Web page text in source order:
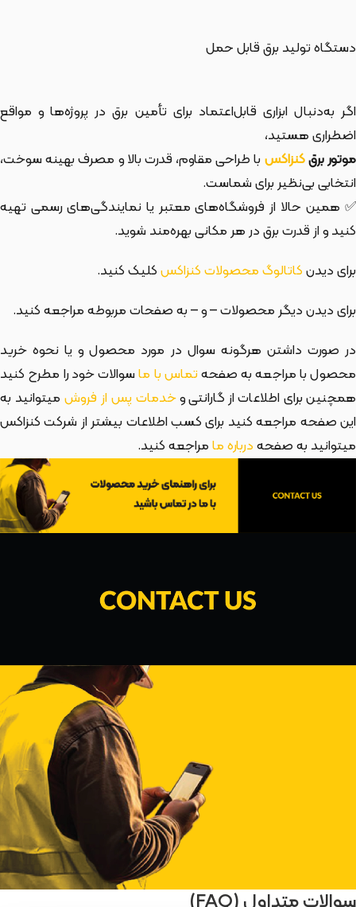
دستگاه تولید برق قابل حمل
اگر به‌دنبال ابزاری قابل‌اعتماد برای تأمین برق در پروژه‌ها و مواقع
اضطراری هستید،
موتور برقکنزاکس با طراحی مقاوم، قدرت بالا و مصرف بهینه سوخت،
انتخابی بی‌نظیر برای شماست.
✅ همین حالا از فروشگاه‌های معتبر یا نمایندگی‌های رسمی تهیه
کنید و از قدرت برق در هر مکانی بهره‌مند شوید.
برای دیدنکاتالوگ محصولات کنزاکسکلیک کنید.
برای دیدن دیگر محصولات– و– به صفحات مربوطه مراجعه کنید.
در صورت داشتن هرگونه سوال در مورد محصول و یا نحوه خرید
محصول با مراجعه به صفحهتماس با ماسوالات خود را مطرح کنید
همچنین برای اطلاعات از گارانتی وخدمات پس از فروش میتوانید به
این صفحه مراجعه کنید برای کسب اطلاعات بیشتر از شرکت کنزاکس
میتوانید به صفحهدرباره مامراجعه کنید.